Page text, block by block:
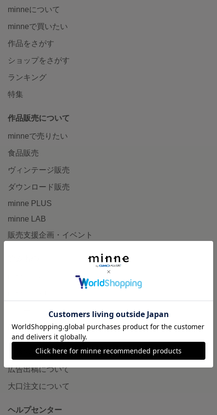
minneについて
minneで買いたい
作品をさがす
ショップをさがす
ランキング
特集
作品販売について
minneで売りたい
食品販売
ヴィンテージ販売
ダウンロード販売
minne PLUS
minne LAB
販売支援企画・イベント
minneとものづくりと
minneの本
企業の方へ
広告出稿について
大口注文について
ヘルプセンター